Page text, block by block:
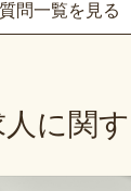
問一覧を見る
に関